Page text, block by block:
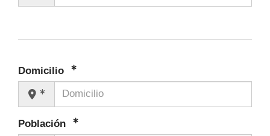
Domicilio
Población